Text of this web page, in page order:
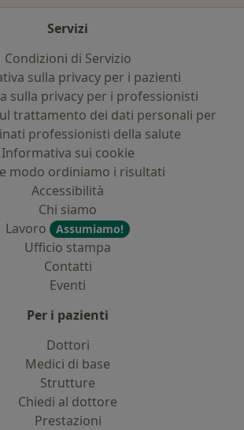
Servizi
Condizioni di Servizio
sulla privacy per i pazienti
sulla privacy per i professionisti
trattamento dei dati personali per
professionisti della salute
Informativa sui cookie
modo ordiniamo i risultati
Accessibilità
Chi siamo
Lavoro
Assumiamo!
Ufficio stampa
Contatti
Eventi
Per i pazienti
Dottori
Medici di base
Strutture
Chiedi al dottore
Prestazioni